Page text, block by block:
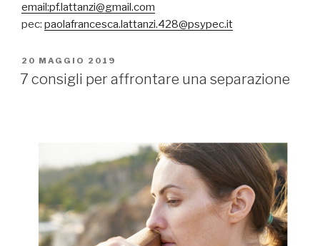
email:pf.lattanzi@gmail.com
pec: paolafrancesca.lattanzi.428@psypec.it
PUBBLICATO
IL
20 MAGGIO 2019
7 consigli per affrontare una separazione